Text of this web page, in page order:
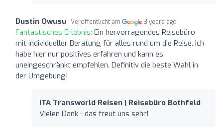
Dustin Owusu Veröffentlicht am 3 years ago
Fantastisches Erlebnis: Ein hervorragendes Reisebüro
mit individueller Beratung für alles rund um die Reise. Ich
habe hier nur positives erfahren und kann es
uneingeschränkt empfehlen. Definitiv die beste Wahl in
der Umgebung!
ITA Transworld Reisen | Reisebüro Bothfeld
Vielen Dank - das freut uns sehr!